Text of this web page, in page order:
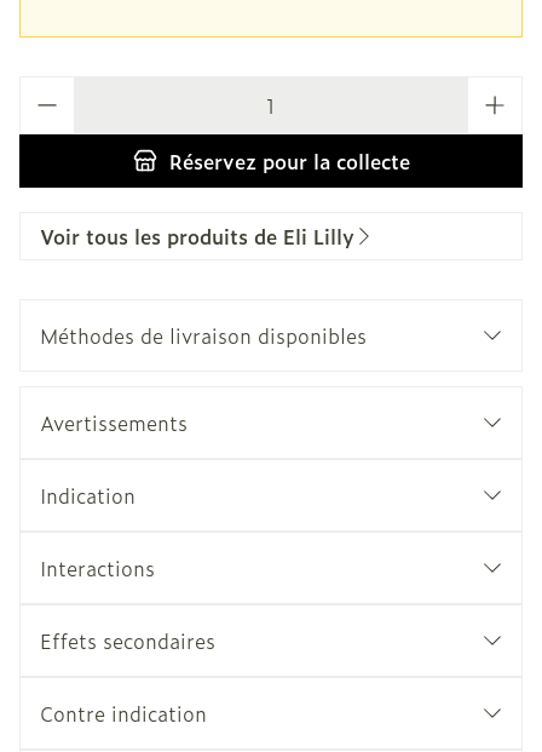
Réservezpour la collecte
Voir tous les produits de Eli Lilly
Méthodes de livraison disponibles
Avertissements
Indication
Interactions
Effets secondaires
Contre indication